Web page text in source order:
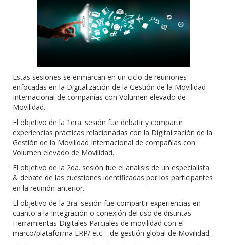
Estas sesiones se enmarcan en un ciclo de reuniones
enfocadas en la Digitalización de la Gestión de la Movilidad
Internacional de compañías con Volumen elevado de
Movilidad.
El objetivo de la 1era. sesión fue debatir y compartir
experiencias prácticas relacionadas con la Digitalización de la
Gestión de la Movilidad Internacional de compañías con
Volumen elevado de Movilidad.
El objetivo de la 2da. sesión fue el análisis de un especialista
& debate de las cuestiones identificadas por los participantes
en la reunión anterior.
El objetivo de la 3ra. sesión fue compartir experiencias en
cuanto a la Integración o conexión del uso de distintas
Herramientas Digitales Parciales de movilidad con el
marco/plataforma ERP/ etc… de gestión global de Movilidad.